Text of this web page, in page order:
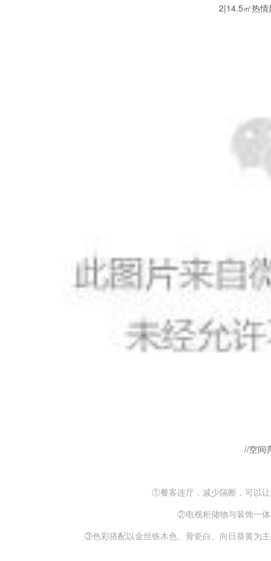
2|14.5㎡热
//空间
①餐客连厅，减少隔断，可以
②电视柜储物与装饰一
③色彩搭配以金丝铁木色、骨瓷白、向日葵黄为